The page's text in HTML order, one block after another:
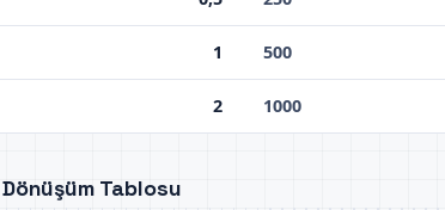
1 500
2 1000
Tablosu